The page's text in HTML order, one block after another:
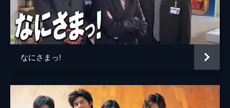
46分
Vol.5 「あなた、彼女のことが好きにな
る」
アメリカへ旅立つ沙織（小林麻央）を、空港
で見送った春樹（小出恵介）と鈴子（長谷川
46分
Vol.6 「予期せぬ三角関係」
天野ひろゆき
平岳大
高林由紀子
酒井彩名
石塚義之
なにさまっ!